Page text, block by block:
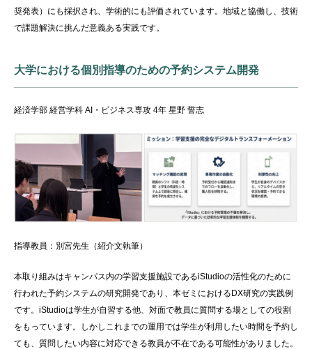
奨発表）にも採択され、学術的にも評価されています。地域と協働し、技術
で課題解決に挑んだ意義ある実践です。
大学における個別指導のための予約システム開発
経済学部 経営学科 AI・ビジネス専攻 4年 星野 誓志
指導教員：別宮先生（紹介文執筆）
本取り組みはキャンパス内の学習支援施設であるiStudioの活性化のために
行われた予約システムの研究開発であり、本ゼミにおけるDX研究の実践例
です。iStudioは学生が自習する他、対面で教員に質問する場としての役割
をもっています。しかしこれまでの運用では学生が利用したい時間を予約し
ても、質問したい内容に対応できる教員が不在である可能性がありました。